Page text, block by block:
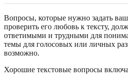
Вопросы, которые нужно задать
проверить его любовь к тексту,
ответимыми и трудными для
темы для голосовых или личных
возможно.
Хорошие текстовые вопросы